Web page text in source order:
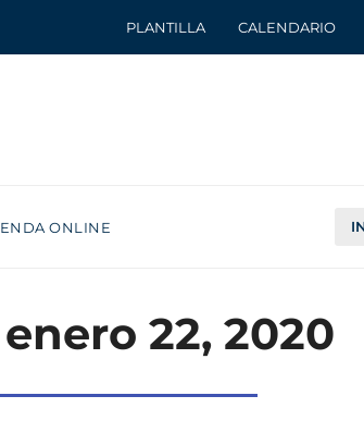
PLANTILLA CALENDARIO
ONLINE
22, 2020